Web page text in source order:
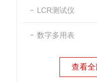
LCR测试仪
数字多用表
查看全